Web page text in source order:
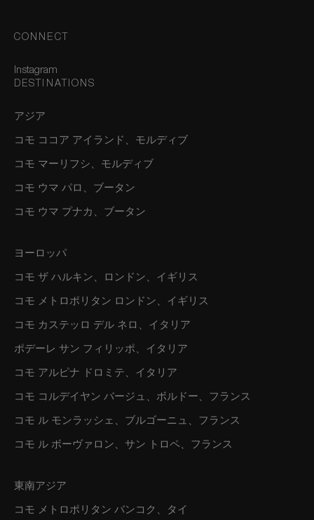
CONNECT
Instagram
DESTINATIONS
アジア
コモ ココア アイランド、モルディブ
コモ マーリフシ、モルディブ
コモ ウマ パロ、ブータン
コモ ウマ プナカ、ブータン
ヨーロッパ
コモ ザ ハルキン、ロンドン、イギリス
コモ メトロポリタン ロンドン、イギリス
コモ カステッロ デル ネロ、イタリア
ポデーレ サン フィリッポ、イタリア
コモ アルピナ ドロミテ、イタリア
コモ コルデイヤン バージュ、ボルドー、フランス
コモ ル モンラッシェ、ブルゴーニュ、フランス
コモ ル ボーヴァロン、サン トロペ、フランス
東南アジア
コモ メトロポリタン バンコク、タイ